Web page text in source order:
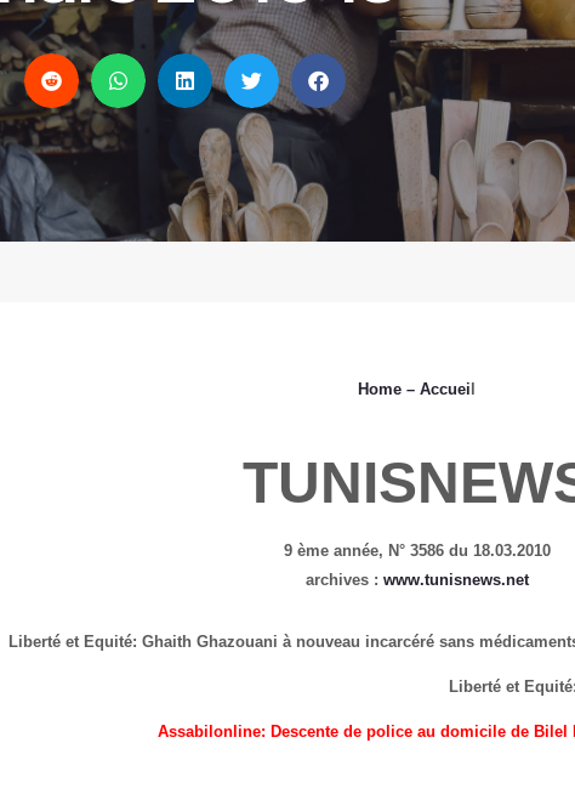
Home – Accuei
9 ème année, N° 3586 du 18.03.2010
archives : www.tunisnews.net
Liberté et Equité: Ghaith Ghazouani à nouveau incarcéré sans
Liberté et
Assabilonline: Descente de police au domicile de Bilel